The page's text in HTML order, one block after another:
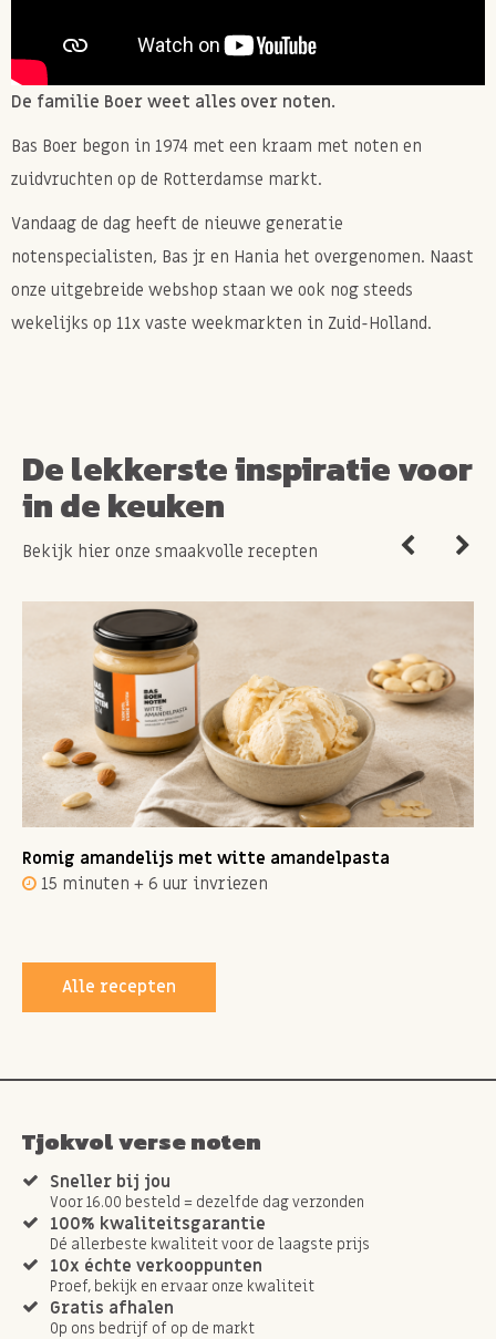
De familie Boer weet alles over noten.
Bas Boer begon in 1974 met een kraam met noten en
zuidvruchten op de Rotterdamse markt.
Vandaag de dag heeft de nieuwe generatie
notenspecialisten, Bas jr en Hania het overgenomen. Naast
onze uitgebreide webshop staan we ook nog steeds
wekelijks op 11x vaste weekmarkten in Zuid-Holland.
De lekkerste inspiratie voor
in de keuken
Bekijk hier onze smaakvolle recepten
Romig amandelijs met witte amandelpasta
15 minuten + 6 uur invriezen
Alle recepten
Tjokvol verse noten
Sneller bij jou
Voor 16.00 besteld = dezelfde dag verzonden
100% kwaliteitsgarantie
Dé allerbeste kwaliteit voor de laagste prijs
10x échte verkooppunten
Proef, bekijk en ervaar onze kwaliteit
Gratis afhalen
Op ons bedrijf of op de markt